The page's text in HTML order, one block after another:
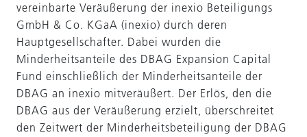
vereinbarte Veräußerung der inexio Beteiligungs
GmbH & Co. KGaA (inexio) durch deren
Hauptgesellschafter. Dabei wurden die
Minderheitsanteile des DBAG Expansion Capital
Fund einschließlich der Minderheitsanteile der
DBAG an inexio mitveräußert. Der Erlös, den die
DBAG aus der Veräußerung erzielt, überschreitet
den Zeitwert der Minderheitsbeteiligung der DBAG